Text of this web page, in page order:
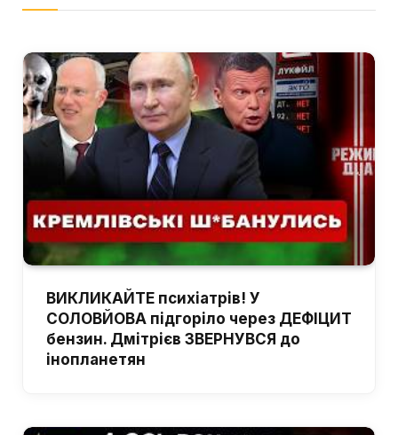
ВИКЛИКАЙТЕ психіатрів! У
СОЛОВЙОВА підгоріло через ДЕФІЦИТ
бензин. Дмітрієв ЗВЕРНУВСЯ до
інопланетян